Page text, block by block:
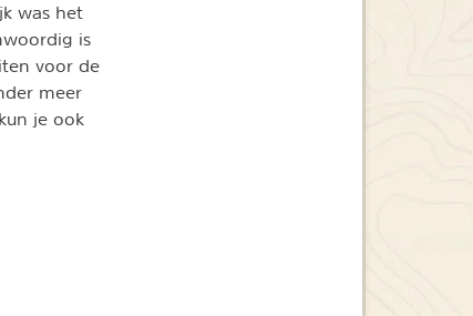
was het
is
voor de
meer
je ook